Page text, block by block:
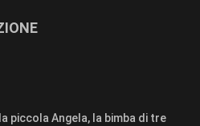
piccola Angela, la bimba di tre